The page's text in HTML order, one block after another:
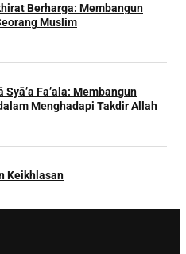
Berharga: Membangun
Muslim
Fa’ala: Membangun
Menghadapi Takdir Allah
Keikhlasan